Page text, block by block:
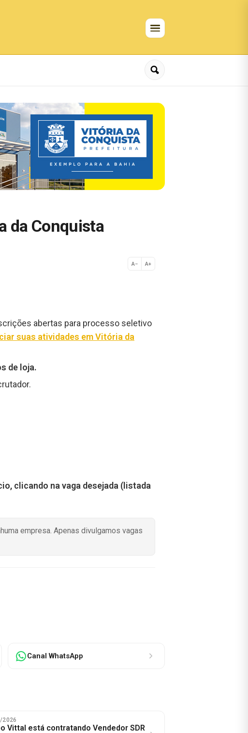
da Conquista
A− A+
Normal
abertas para processo seletivo
suas atividades em Vitória da
de loja.
clicando na vaga desejada (listada
empresa. Apenas divulgamos vagas
Canal WhatsApp
2026
Vittal está contratando Vendedor SDR